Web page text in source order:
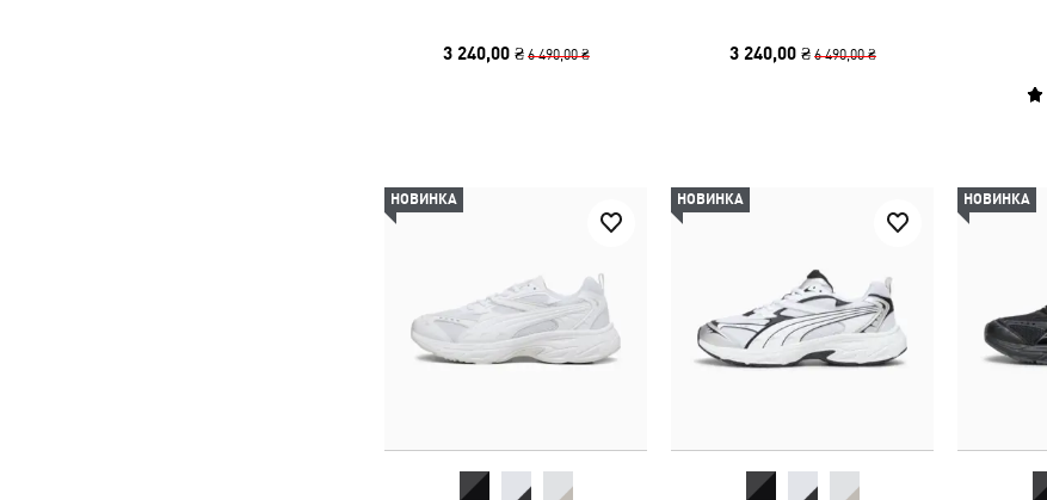
3 240,00 ₴ 6 490,00 ₴ 3 240,00 ₴ 6 490,00 ₴
НОВИНКА НОВИНКА НОВИНКА